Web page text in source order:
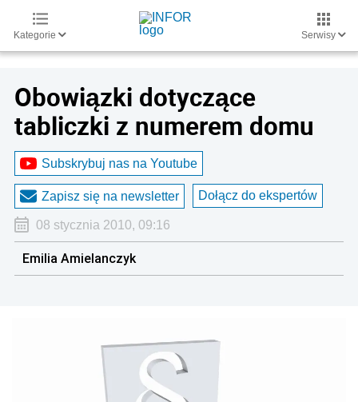
Kategorie Serwisy
Obowiązki dotyczące
tabliczki z numerem domu
Subskrybuj nas na Youtube
Zapisz się na newsletter Dołącz do ekspertów
08 stycznia 2010, 09:16
Emilia Amielanczyk